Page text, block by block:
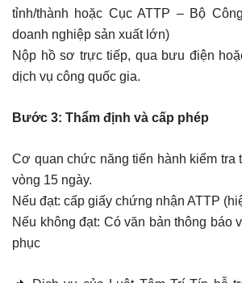
tỉnh/thành hoặc Cục ATTP – Bộ
doanh nghiệp sản xuất lớn)
Nộp hồ sơ trực tiếp, qua bưu điện
dịch vụ công quốc gia.
Bước 3: Thẩm định và cấp phép
Cơ quan chức năng tiến hành kiểm tra
vòng 15 ngày.
Nếu đạt: cấp giấy chứng nhận ATTP
Nếu không đạt: Có văn bản thông báo
phục